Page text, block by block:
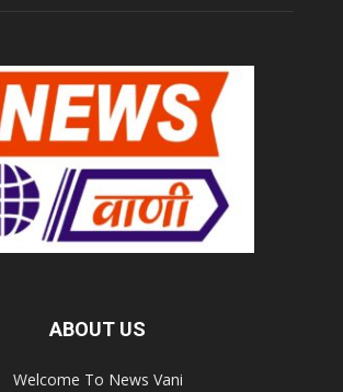
ABOUT US
Welcome To News Vani